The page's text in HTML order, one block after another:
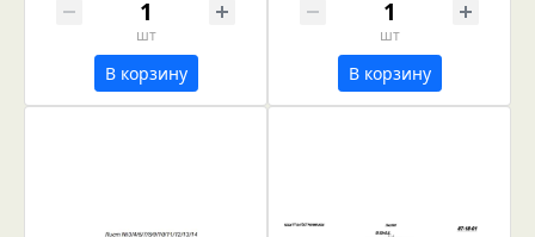
шт
В корзину
шт
В корзину